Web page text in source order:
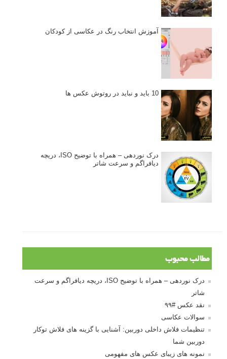
آموزش انتخاب رنگ در عکاسی از کودکان
10 باید و نباید در روتوش عکس ها
درک نوردهی – همراه با توضیح ISO، دریچه
دیافراگم و سرعت شاتر
مطالب محبوب
درک نوردهی – همراه با توضیح ISO، دریچه دیافراگم و سرعت
شاتر
نقد عکس #۹۹
سوالات عکاسی
تنظیمات فلاش داخلی دوربین: آشنایی با گزینه های فلاش توکار
دوربین شما
نمونه های زیبای عکس های مفهومی